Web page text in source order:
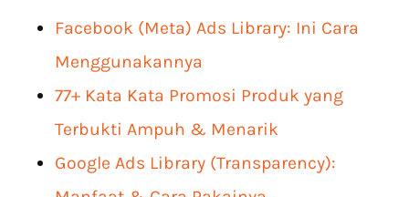
Facebook (Meta) Ads Library: Ini Cara
Menggunakannya
77+ Kata Kata Promosi Produk yang
Terbukti Ampuh & Menarik
Google Ads Library (Transparency):